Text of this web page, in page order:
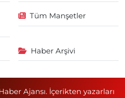
Tüm Manşetler
Haber Arşivi
Ajansı. İçerikten yazarları